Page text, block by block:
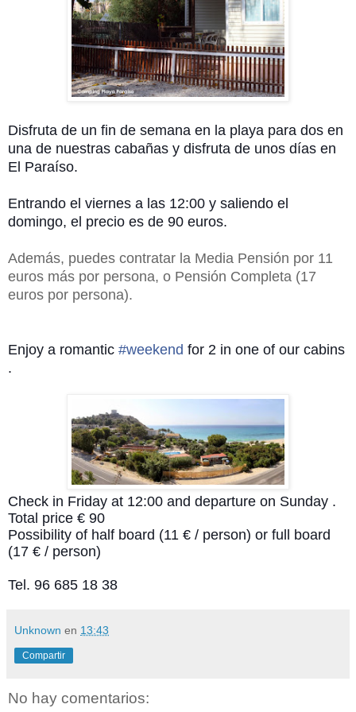
Disfruta de un fin de semana en la playa para dos en
una de nuestras cabañas y disfruta de unos días en
El Paraíso.
Entrando el viernes a las 12:00 y saliendo el
domingo, el precio es de 90 euros.
Además, puedes contratar la Media Pensión por 11
euros más por persona, o Pensión Completa (17
euros por persona).
Enjoy a romantic #weekend for 2 in one of our cabins
.
Check in Friday at 12:00 and departure on Sunday .
Total price € 90
Possibility of half board (11 € / person) or full board
(17 € / person)
Tel. 96 685 18 38
Unknown en 13:43
Compartir
No hay comentarios: